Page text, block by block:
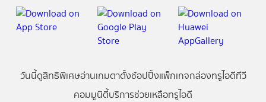
วันนี้ดูสิทธิพิเศษอ่านเกมตาตั้งช้อปปิ้งแพ็กเกจกล่องทรูไอดีทีวี
คอมมูนิตี้บริการช่วยเหลือทรูไอดี